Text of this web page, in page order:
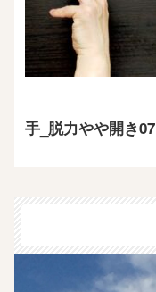
手_脱力やや開き07